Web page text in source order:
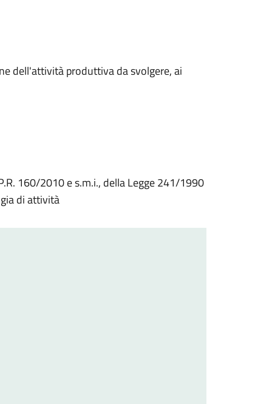
dell'attività produttiva da svolgere, ai
160/2010 e s.m.i., della Legge 241/1990
di attività